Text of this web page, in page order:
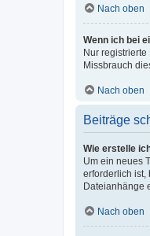
Nach oben
Wenn ich bei
Nur
Missbrauch
Nach oben
Beiträge
Wie erstelle
Um ein neues
erforderlich ist,
Dateianhänge
Nach oben